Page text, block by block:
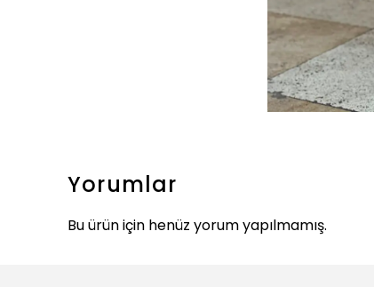
Yorumlar
Bu ürün için henüz yorum yapılmamış.